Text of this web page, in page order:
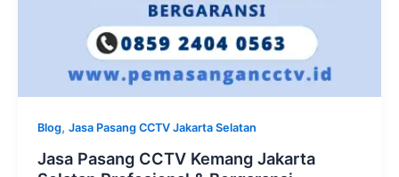
Blog, Jasa Pasang CCTV Jakarta Selatan
Jasa Pasang CCTV Kemang Jakarta